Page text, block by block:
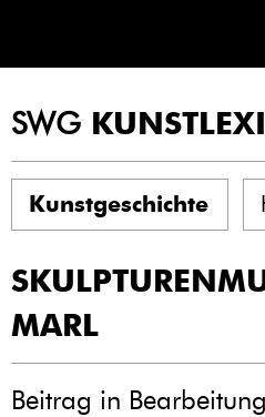
SWG
Kunstgeschichte
MARL
Beitrag in